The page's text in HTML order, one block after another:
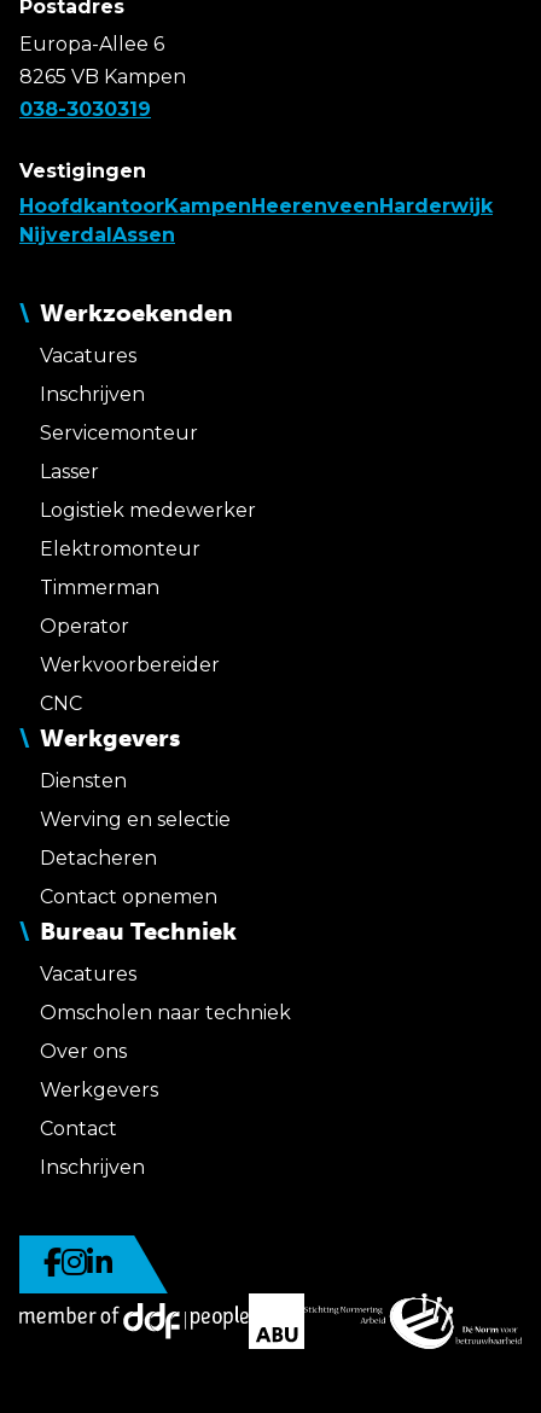
Postadres
Europa-Allee 6
8265 VB Kampen
038-3030319
Vestigingen
HoofdkantoorKampen Heerenveen Harderwijk
Nijverdal Assen
Werkzoekenden
Vacatures
Inschrijven
Servicemonteur
Lasser
Logistiek medewerker
Elektromonteur
Timmerman
Operator
Werkvoorbereider
CNC
Werkgevers
Diensten
Werving en selectie
Detacheren
Contact opnemen
Bureau Techniek
Vacatures
Omscholen naar techniek
Over ons
Werkgevers
Contact
Inschrijven